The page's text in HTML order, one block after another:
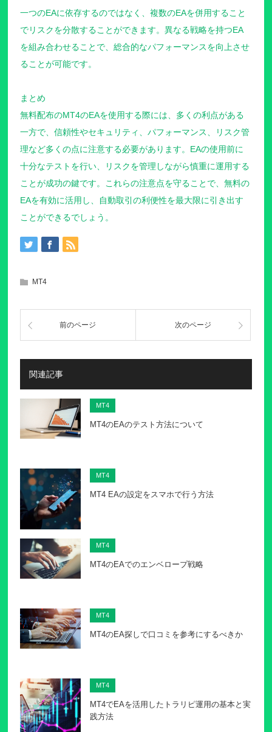
一つのEAに依存するのではなく、複数のEAを併用すること
でリスクを分散することができます。異なる戦略を持つEA
を組み合わせることで、総合的なパフォーマンスを向上させ
ることが可能です。
まとめ
無料配布のMT4のEAを使用する際には、多くの利点がある
一方で、信頼性やセキュリティ、パフォーマンス、リスク管
理など多くの点に注意する必要があります。EAの使用前に
十分なテストを行い、リスクを管理しながら慎重に運用する
ことが成功の鍵です。これらの注意点を守ることで、無料の
EAを有効に活用し、自動取引の利便性を最大限に引き出す
ことができるでしょう。
MT4
前のページ 次のページ
関連記事
MT4
MT4のEAのテスト方法について
MT4
MT4 EAの設定をスマホで行う方法
MT4
MT4のEAでのエンベロープ戦略
MT4
MT4のEA探しで口コミを参考にするべきか
MT4
MT4でEAを活用したトラリピ運用の基本と実
践方法